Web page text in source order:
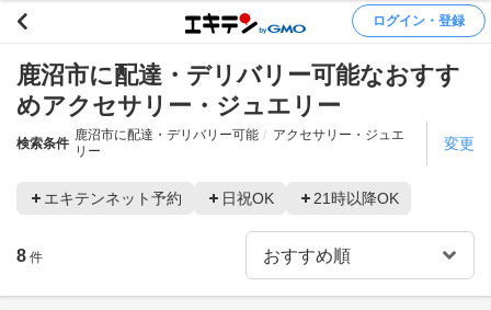
ログイン・登録
鹿沼市に配達・デリバリー可能なおすす
めアクセサリー・ジュエリー
検索条件
鹿沼市に配達・デリバリー可能
アクセサリー・ジュエ
リー
変更
エキテンネット予約 日祝OK 21時以降OK
8 件